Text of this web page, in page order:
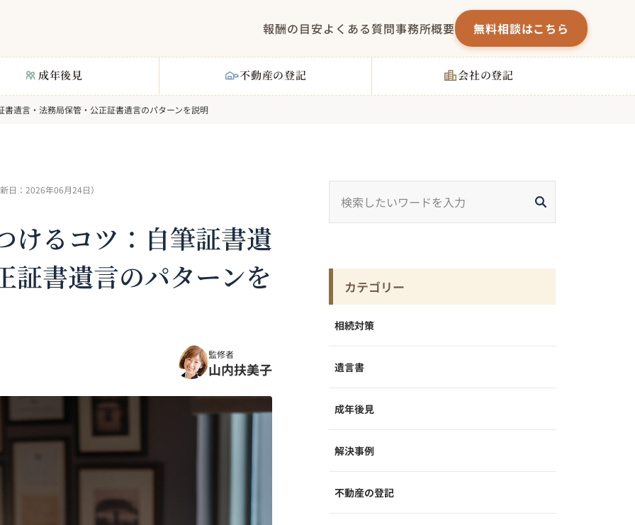
報酬の目安よくある質問事務所概要 無料相談はこちら
成年後見 不動産の登記 会社の登記
遺言・法務局保管・公正証書遺言のパターンを説明
日： 2026年06月24日）
けるコツ：自筆証書遺
証書遺言のパターンを
監修者
山内扶美子
カテゴリー
相続対策
遺言書
成年後見
解決事例
不動産の登記